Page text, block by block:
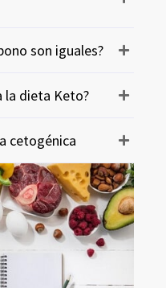
son iguales?
la dieta Keto?
cetogénica